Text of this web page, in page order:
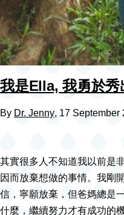
我是Ella, 我勇於秀
By Dr. Jenny, 17 September
其實很多人不知道我以前是
因而放棄想做的事情。我剛
信，寧願放棄，但爸媽總是
什麼，繼續努力才有成功的